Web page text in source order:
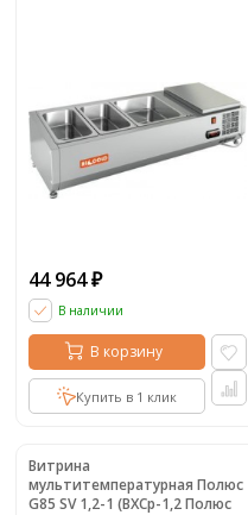
44 964 ₽
В наличии
В корзину
Купить в 1 клик
Витрина
мультитемпературная Полюс
G85 SV 1,2-1 (ВХСр-1,2 Полюс